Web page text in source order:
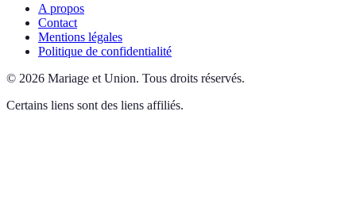
A propos
Contact
Mentions légales
Politique de confidentialité
© 2026 Mariage et Union. Tous droits réservés.
Certains liens sont des liens affiliés.